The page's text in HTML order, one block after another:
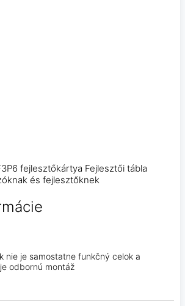
fejlesztőkártya Fejlesztői tábla
és fejlesztőknek
nie je samostatne funkčný celok a
odbornú montáž